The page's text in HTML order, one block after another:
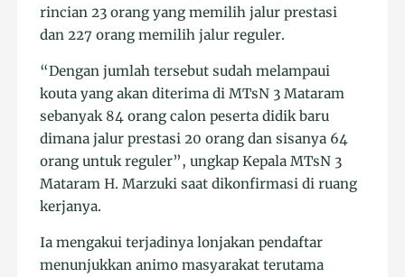
rincian 23 orang yang memilih jalur prestasi
dan 227 orang memilih jalur reguler.
“Dengan jumlah tersebut sudah melampaui
kouta yang akan diterima di MTsN 3 Mataram
sebanyak 84 orang calon peserta didik baru
dimana jalur prestasi 20 orang dan sisanya 64
orang untuk reguler”, ungkap Kepala MTsN 3
Mataram H. Marzuki saat dikonfirmasi di ruang
kerjanya.
Ia mengakui terjadinya lonjakan pendaftar
menunjukkan animo masyarakat terutama